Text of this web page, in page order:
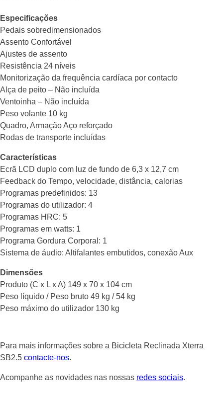
Especificações
Pedais sobredimensionados
Assento Confortável
Ajustes de assento
Resistência 24 níveis
Monitorização da frequência cardíaca por contacto
Alça de peito – Não incluída
Ventoinha – Não incluída
Peso volante 10 kg
Quadro, Armação Aço reforçado
Rodas de transporte incluídas
Características
Ecrã LCD duplo com luz de fundo de 6,3 x 12,7 cm
Feedback do Tempo, velocidade, distância, calorias
Programas predefinidos: 13
Programas do utilizador: 4
Programas HRC: 5
Programas em watts: 1
Programa Gordura Corporal: 1
Sistema de áudio: Altifalantes embutidos, conexão Aux
Dimensões
Produto (C x L x A) 149 x 70 x 104 cm
Peso líquido / Peso bruto 49 kg / 54 kg
Peso máximo do utilizador 130 kg
Para mais informações sobre a Bicicleta Reclinada Xterra
SB2.5 contacte-nos.
Acompanhe as novidades nas nossas redes sociais.